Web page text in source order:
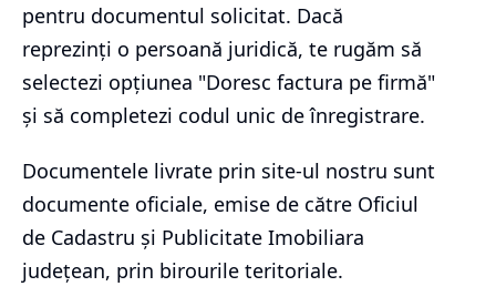
pentru documentul solicitat. Dacă
reprezinți o persoană juridică, te rugăm să
selectezi opțiunea "Doresc factura pe firmă"
și să completezi codul unic de înregistrare.
Documentele livrate prin site-ul nostru sunt
documente oficiale, emise de către Oficiul
de Cadastru și Publicitate Imobiliara
județean, prin birourile teritoriale.